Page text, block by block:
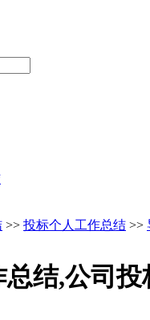
>> 投标个人工作总结 >>
结,公司